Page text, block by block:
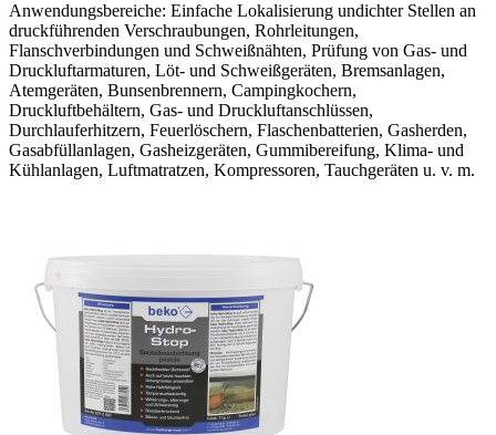
Anwendungsbereiche: Einfache Lokalisierung undichter Stellen an
druckführenden Verschraubungen, Rohrleitungen,
Flanschverbindungen und Schweißnähten, Prüfung von Gas- und
Druckluftarmaturen, Löt- und Schweißgeräten, Bremsanlagen,
Atemgeräten, Bunsenbrennern, Campingkochern,
Druckluftbehältern, Gas- und Druckluftanschlüssen,
Durchlauferhitzern, Feuerlöschern, Flaschenbatterien, Gasherden,
Gasabfüllanlagen, Gasheizgeräten, Gummibereifung, Klima- und
Kühlanlagen, Luftmatratzen, Kompressoren, Tauchgeräten u. v. m.